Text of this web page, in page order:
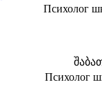
Психолог
Психолог